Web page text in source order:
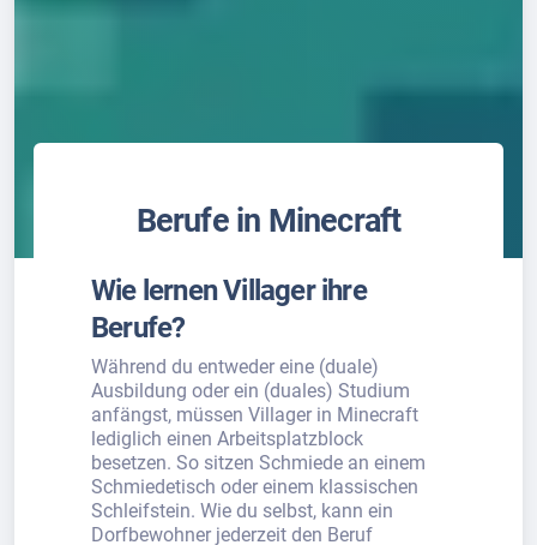
Berufe in Minecraft
Wie lernen Villager ihre
Berufe?
Während du entweder eine (duale)
Ausbildung oder ein (duales) Studium
anfängst, müssen Villager in Minecraft
lediglich einen Arbeitsplatzblock
besetzen. So sitzen Schmiede an einem
Schmiedetisch oder einem klassischen
Schleifstein. Wie du selbst, kann ein
Dorfbewohner jederzeit den Beruf